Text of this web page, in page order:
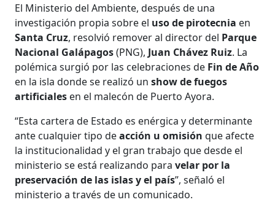
El Ministerio del Ambiente, después de una
investigación propia sobre el uso de pirotecnia en
Santa Cruz, resolvió remover al director del Parque
Nacional Galápagos(PNG), Juan Chávez Ruiz. La
polémica surgió por las celebraciones de Fin de Año
en la isla donde se realizó unshow de fuegos
artificiales en el malecón de Puerto Ayora.
“Esta cartera de Estado es enérgica y determinante
ante cualquier tipo deacción u omisiónque afecte
la institucionalidad y el gran trabajo que desde el
ministerio se está realizando paravelar por la
preservación de las islas y el país”, señaló el
ministerio a través de un comunicado.